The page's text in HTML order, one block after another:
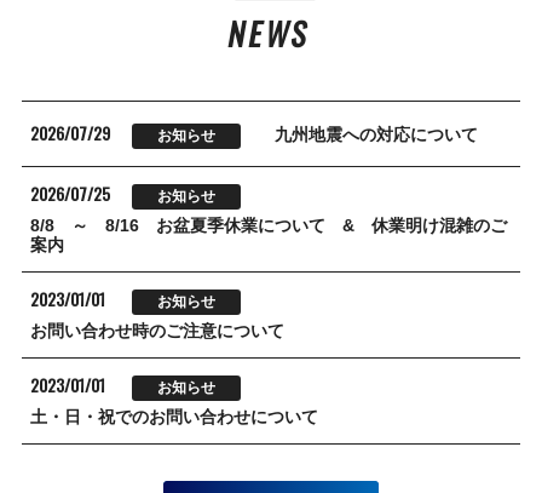
NEWS
2026/07/29 お知らせ 九州地震への対応について
2026/07/25 お知らせ
8/8 ～ 8/16 お盆夏季休業について & 休業明け混雑のご
案内
2023/01/01 お知らせ
お問い合わせ時のご注意について
2023/01/01 お知らせ
土・日・祝でのお問い合わせについて